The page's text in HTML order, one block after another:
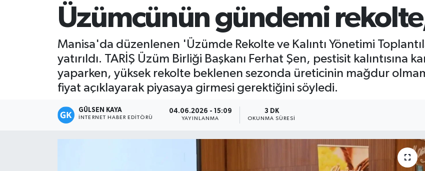
Üzümcünün gündemi
Manisa'da düzenlenen 'Üzümde Rekolte ve Kalıntı Yönetimi
yatırıldı. TARİŞ Üzüm Birliği Başkanı Ferhat Şen, pestisit kalıntısına
yaparken, yüksek rekolte beklenen sezonda üreticinin mağdur
fiyat açıklayarak piyasaya girmesi gerektiğini söyledi.
GÜLSEN KAYA
İNTERNET HABER EDITÖRÜ
04.06.2026 - 15:09
YAYINLANMA
3 DK
OKUNMA SÜRESI
Magazin
Özel Haber
Politika